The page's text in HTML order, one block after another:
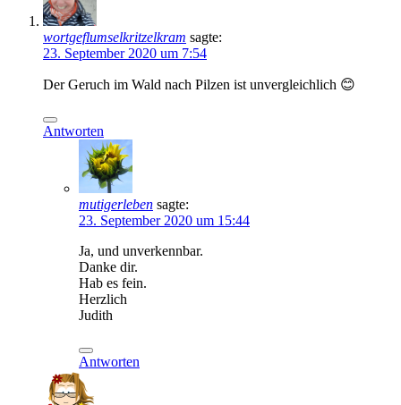
wortgeflumselkritzelkram sagte:
23. September 2020 um 7:54
Der Geruch im Wald nach Pilzen ist unvergleichlich 😊
Antworten
mutigerleben sagte:
23. September 2020 um 15:44
Ja, und unverkennbar.
Danke dir.
Hab es fein.
Herzlich
Judith
Antworten